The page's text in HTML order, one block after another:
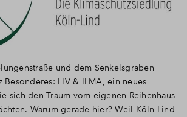
und dem Senkelsgraben
Besonderes: LIV & ILMA, ein neues
sich den Traum vom eigenen Reihenhaus
Warum gerade hier? Weil Köln-Lind